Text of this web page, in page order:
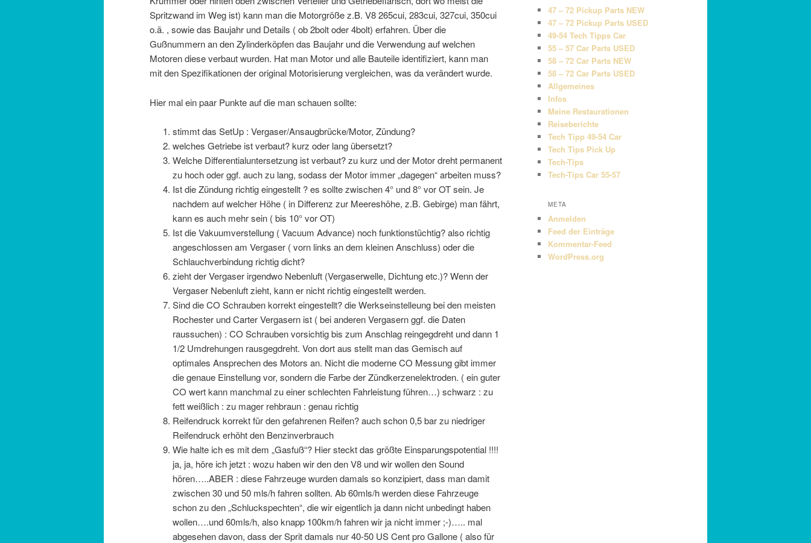
Spritzwand im Weg ist) kann man die Motorgröße z.B. V8 265cui, 283cui, 327cui, 350cui
o.ä. , sowie das Baujahr und Details ( ob 2bolt oder 4bolt) erfahren. Über die
Gußnummern an den Zylinderköpfen das Baujahr und die Verwendung auf welchen
Motoren diese verbaut wurden. Hat man Motor und alle Bauteile identifiziert, kann man
mit den Spezifikationen der original Motorisierung vergleichen, was da verändert wurde.
Hier mal ein paar Punkte auf die man schauen sollte:
stimmt das SetUp : Vergaser/Ansaugbrücke/Motor, Zündung?
welches Getriebe ist verbaut? kurz oder lang übersetzt?
Welche Differentialuntersetzung ist verbaut? zu kurz und der Motor dreht permanent
zu hoch oder ggf. auch zu lang, sodass der Motor immer „dagegen“ arbeiten muss?
Ist die Zündung richtig eingestellt ? es sollte zwischen 4° und 8° vor OT sein. Je
nachdem auf welcher Höhe ( in Differenz zur Meereshöhe, z.B. Gebirge) man fährt,
kann es auch mehr sein ( bis 10° vor OT)
Ist die Vakuumverstellung ( Vacuum Advance) noch funktionstüchtig? also richtig
angeschlossen am Vergaser ( vorn links an dem kleinen Anschluss) oder die
Schlauchverbindung richtig dicht?
zieht der Vergaser irgendwo Nebenluft (Vergaserwelle, Dichtung etc.)? Wenn der
Vergaser Nebenluft zieht, kann er nicht richtig eingestellt werden.
Sind die CO Schrauben korrekt eingestellt? die Werkseinstelleung bei den meisten
Rochester und Carter Vergasern ist ( bei anderen Vergasern ggf. die Daten
raussuchen) : CO Schrauben vorsichtig bis zum Anschlag reingegdreht und dann 1
1/2 Umdrehungen rausgegdreht. Von dort aus stellt man das Gemisch auf
optimales Ansprechen des Motors an. Nicht die moderne CO Messung gibt immer
die genaue Einstellung vor, sondern die Farbe der Zündkerzenelektroden. ( ein guter
CO wert kann manchmal zu einer schlechten Fahrleistung führen…) schwarz : zu
fett weißlich : zu mager rehbraun : genau richtig
Reifendruck korrekt für den gefahrenen Reifen? auch schon 0,5 bar zu niedriger
Reifendruck erhöht den Benzinverbrauch
Wie halte ich es mit dem „Gasfuß“? Hier steckt das größte Einsparungspotential !!!!
ja, ja, höre ich jetzt : wozu haben wir den den V8 und wir wollen den Sound
hören…..ABER : diese Fahrzeuge wurden damals so konzipiert, dass man damit
zwischen 30 und 50 mls/h fahren sollten. Ab 60mls/h werden diese Fahrzeuge
schon zu den „Schluckspechten“, die wir eigentlich ja dann nicht unbedingt haben
wollen….und 60mls/h, also knapp 100km/h fahren wir ja nicht immer ;-)….. mal
abgesehen davon, dass der Sprit damals nur 40-50 US Cent pro Gallone ( also für
47 – 72 Pickup Parts NEW
47 – 72 Pickup Parts USED
49-54 Tech Tipps Car
55 – 57 Car Parts USED
58 – 72 Car Parts NEW
58 – 72 Car Parts USED
Allgemeines
Infos
Meine Restaurationen
Reiseberichte
Tech Tipp 49-54 Car
Tech Tips Pick Up
Tech-Tips
Tech-Tips Car 55-57
META
Anmelden
Feed der Einträge
Kommentar-Feed
WordPress.org